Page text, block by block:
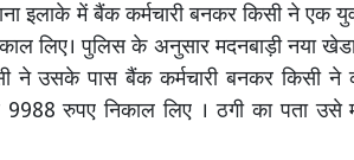
इलाके में बैंक कर्मचारी बनकर किसी ने
लिए। पुलिस के अनुसार मदनबाड़ी नया खेडा
ने उसके पास बैंक कर्मचारी बनकर किसी
रुपए निकाल लिए । ठगी का पता उसे